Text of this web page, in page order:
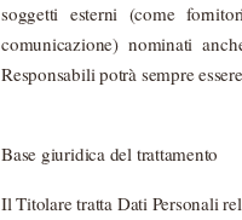
soggetti esterni (come
comunicazione) nominati
Responsabili potrà sempre
Base giuridica del trattamento
Il Titolare tratta Dati Personali